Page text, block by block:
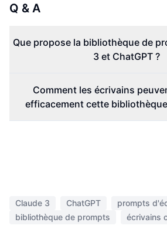
Q & A
Que propose la bibliothèque de
3 et ChatGPT ?
Comment les écrivains
efficacement cette
Claude 3 ChatGPT
prompts
bibliothèque de prompts
écrivains